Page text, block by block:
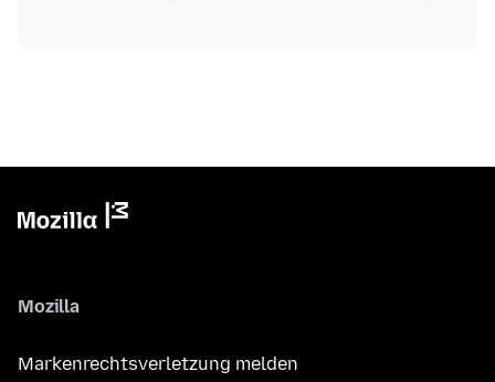
Mozilla
Markenrechtsverletzung melden